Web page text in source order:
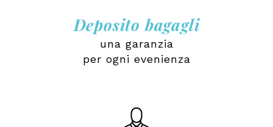
Deposito bagagli
una garanzia
per ogni evenienza